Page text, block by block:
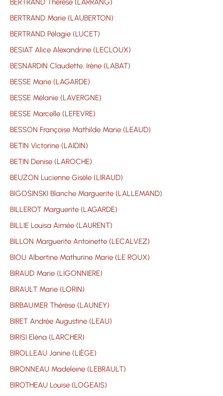
BERTRAND Thérèse (LARRANG)
BERTRAND Marie (LAUBERTON)
BERTRAND Pélagie (LUCET)
BESIAT Alice Alexandrine (LECLOUX)
BESNARDIN Claudette, Irène (LABAT)
BESSE Marie (LAGARDE)
BESSE Mélanie (LAVERGNE)
BESSE Marcelle (LEFEVRE)
BESSON Françoise Mathilde Marie (LEAUD)
BETIN Victorine (LAIDIN)
BETIN Denise (LAROCHE)
BEUZON Lucienne Gisèle (LIRAUD)
BIGOSINSKI Blanche Marguerite (LALLEMAND)
BILLEROT Marguerite (LAGARDE)
BILLIE Louisa Aimée (LAURENT)
BILLON Marguerite Antoinette (LECALVEZ)
BIOU Albertine Mathurine Marie (LE ROUX)
BIRAUD Marie (LIGONNIERE)
BIRAULT Marie (LORIN)
BIRBAUMER Thérèse (LAUNEY)
BIRET Andrée Augustine (LEAU)
BIRISI Eléna (LARCHER)
BIROLLEAU Janine (LIÈGE)
BIRONNEAU Madeleine (LEBRAULT)
BIROTHEAU Louise (LOGEAIS)